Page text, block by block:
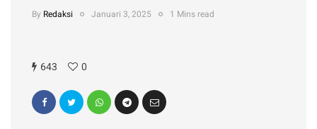
By Redaksi Januari 3, 2025 1 Mins read
643 0